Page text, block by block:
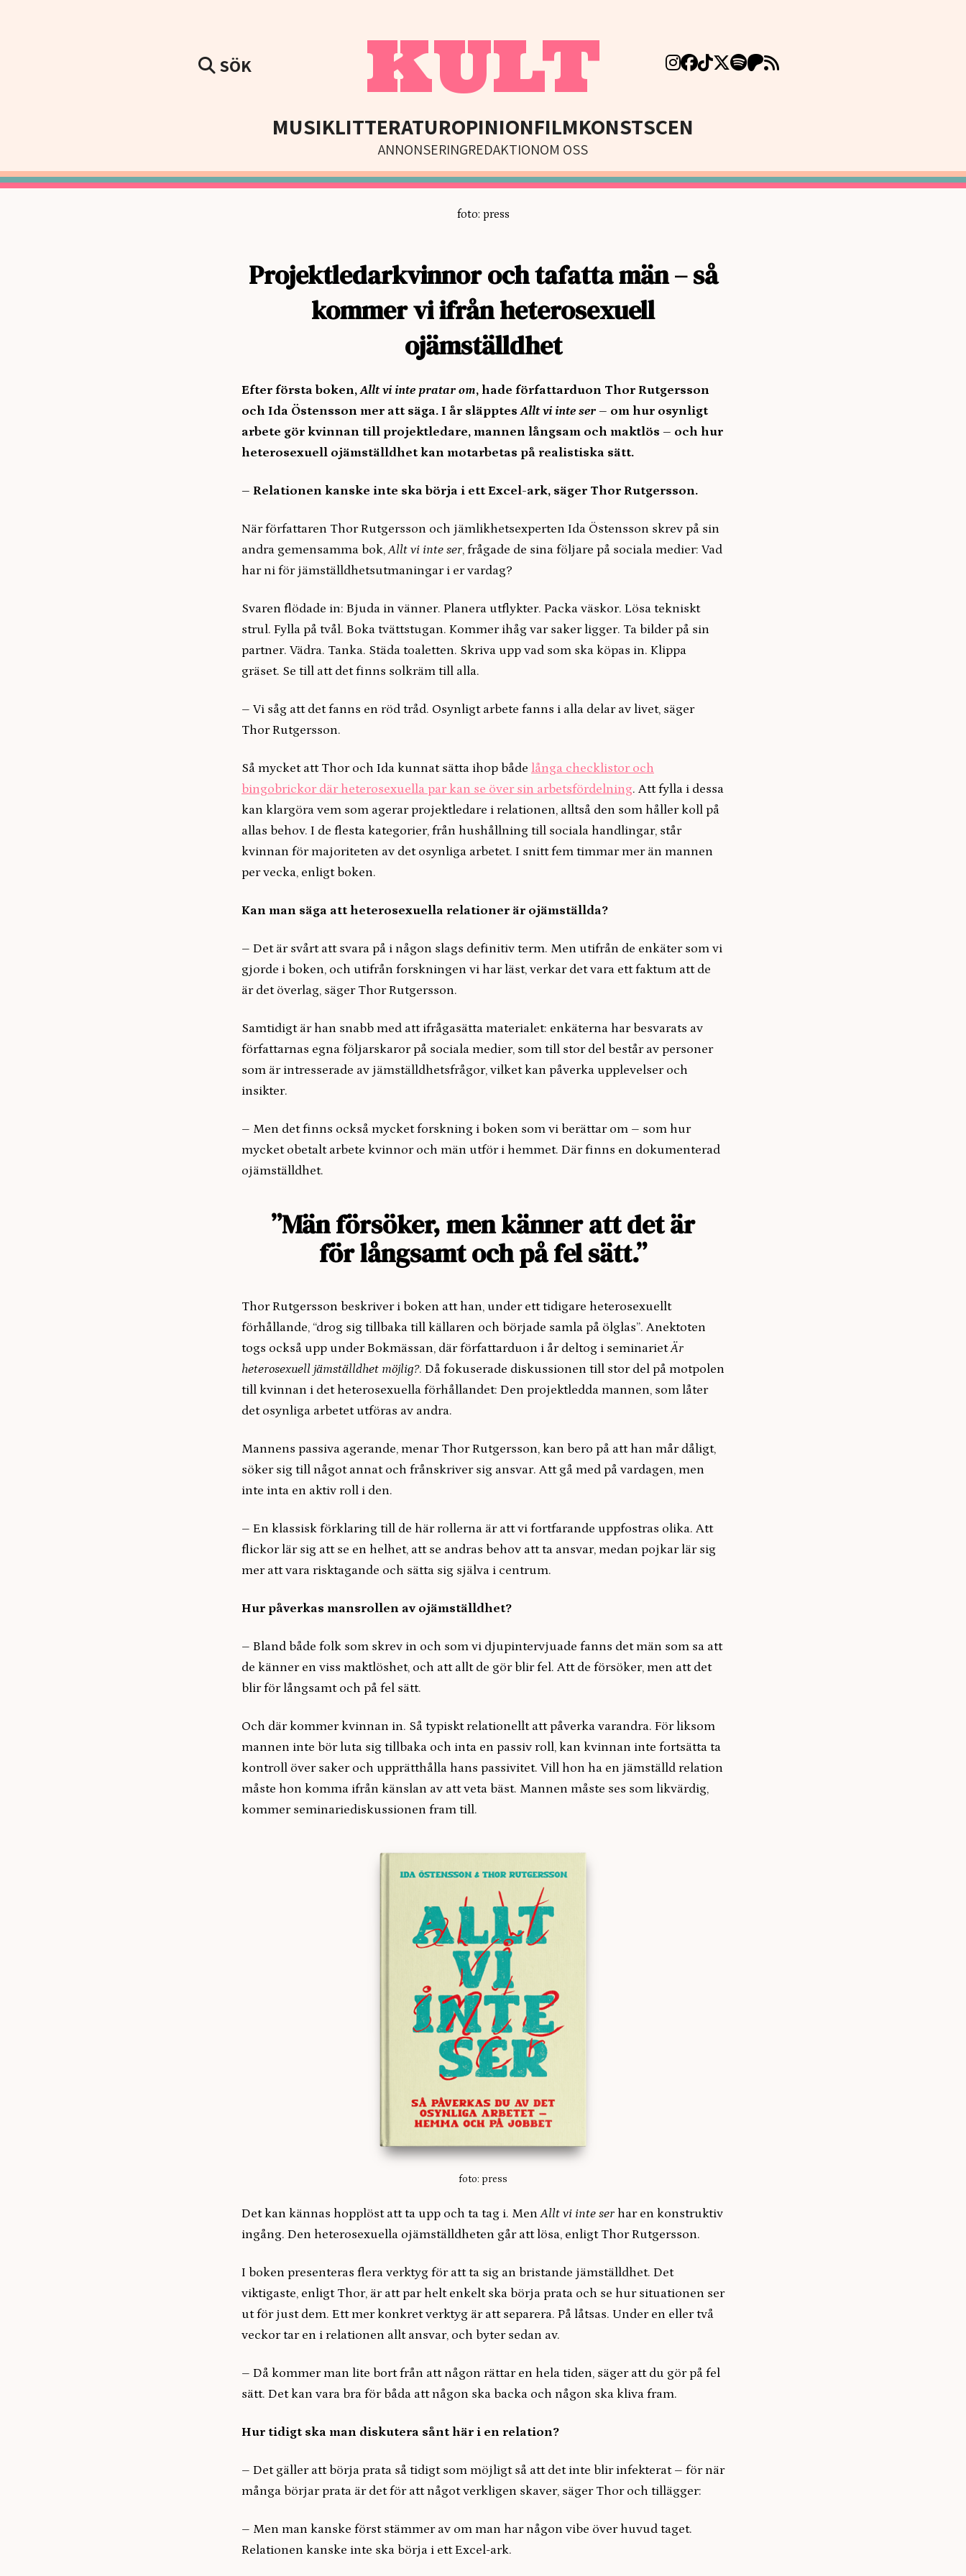
SÖK KULT
MUSIKLITTERATUROPINIONFILMKONSTSCEN
ANNONSERINGREDAKTIONOM OSS
foto: press
Projektledarkvinnor och tafatta män – så
kommer vi ifrån heterosexuell
ojämställdhet
Efter första boken,Allt vi inte pratar om, hade författarduon Thor Rutgersson
och Ida Östensson mer att säga. I år släpptesAllt vi inte ser – om hur osynligt
arbete gör kvinnan till projektledare, mannen långsam och maktlös – och hur
heterosexuell ojämställdhet kan motarbetas på realistiska sätt.
– Relationen kanske inte ska börja i ett Excel-ark, säger Thor Rutgersson.
När författaren Thor Rutgersson och jämlikhetsexperten Ida Östensson skrev på sin
andra gemensamma bok,Allt vi inte ser, frågade de sina följare på sociala medier: Vad
har ni för jämställdhetsutmaningar i er vardag?
Svaren flödade in: Bjuda in vänner. Planera utflykter. Packa väskor. Lösa tekniskt
strul. Fylla på tvål. Boka tvättstugan. Kommer ihåg var saker ligger. Ta bilder på sin
partner. Vädra. Tanka. Städa toaletten. Skriva upp vad som ska köpas in. Klippa
gräset. Se till att det finns solkräm till alla.
– Vi såg att det fanns en röd tråd. Osynligt arbete fanns i alla delar av livet, säger
Thor Rutgersson.
Så mycket att Thor och Ida kunnat sätta ihop både långa checklistor och
bingobrickor där heterosexuella par kan se över sin arbetsfördelning. Att fylla i dessa
kan klargöra vem som agerar projektledare i relationen, alltså den som håller koll på
allas behov. I de flesta kategorier, från hushållning till sociala handlingar, står
kvinnan för majoriteten av det osynliga arbetet. I snitt fem timmar mer än mannen
per vecka, enligt boken.
Kan man säga att heterosexuella relationer är ojämställda?
– Det är svårt att svara på i någon slags definitiv term. Men utifrån de enkäter som vi
gjorde i boken, och utifrån forskningen vi har läst, verkar det vara ett faktum att de
är det överlag, säger Thor Rutgersson.
Samtidigt är han snabb med att ifrågasätta materialet: enkäterna har besvarats av
författarnas egna följarskaror på sociala medier, som till stor del består av personer
som är intresserade av jämställdhetsfrågor, vilket kan påverka upplevelser och
insikter.
– Men det finns också mycket forskning i boken som vi berättar om – som hur
mycket obetalt arbete kvinnor och män utför i hemmet. Där finns en dokumenterad
ojämställdhet.
”Män försöker, men känner att det är
för långsamt och på fel sätt.”
Thor Rutgersson beskriver i boken att han, under ett tidigare heterosexuellt
förhållande, “drog sig tillbaka till källaren och började samla på ölglas”. Anektoten
togs också upp under Bokmässan, där författarduon i år deltog i seminarietÄr
heterosexuell jämställdhet möjlig?. Då fokuserade diskussionen till stor del på motpolen
till kvinnan i det heterosexuella förhållandet: Den projektledda mannen, som låter
det osynliga arbetet utföras av andra.
Mannens passiva agerande, menar Thor Rutgersson, kan bero på att han mår dåligt,
söker sig till något annat och frånskriver sig ansvar. Att gå med på vardagen, men
inte inta en aktiv roll i den.
– En klassisk förklaring till de här rollerna är att vi fortfarande uppfostras olika. Att
flickor lär sig att se en helhet, att se andras behov att ta ansvar, medan pojkar lär sig
mer att vara risktagande och sätta sig själva i centrum.
Hur påverkas mansrollen av ojämställdhet?
– Bland både folk som skrev in och som vi djupintervjuade fanns det män som sa att
de känner en viss maktlöshet, och att allt de gör blir fel. Att de försöker, men att det
blir för långsamt och på fel sätt.
Och där kommer kvinnan in. Så typiskt relationellt att påverka varandra. För liksom
mannen inte bör luta sig tillbaka och inta en passiv roll, kan kvinnan inte fortsätta ta
kontroll över saker och upprätthålla hans passivitet. Vill hon ha en jämställd relation
måste hon komma ifrån känslan av att veta bäst. Mannen måste ses som likvärdig,
kommer seminariediskussionen fram till.
foto: press
Det kan kännas hopplöst att ta upp och ta tag i. MenAllt vi inte ser har en konstruktiv
ingång. Den heterosexuella ojämställdheten går att lösa, enligt Thor Rutgersson.
I boken presenteras flera verktyg för att ta sig an bristande jämställdhet. Det
viktigaste, enligt Thor, är att par helt enkelt ska börja prata och se hur situationen ser
ut för just dem. Ett mer konkret verktyg är att separera. På låtsas. Under en eller två
veckor tar en i relationen allt ansvar, och byter sedan av.
– Då kommer man lite bort från att någon rättar en hela tiden, säger att du gör på fel
sätt. Det kan vara bra för båda att någon ska backa och någon ska kliva fram.
Hur tidigt ska man diskutera sånt här i en relation?
– Det gäller att börja prata så tidigt som möjligt så att det inte blir infekterat – för när
många börjar prata är det för att något verkligen skaver, säger Thor och tillägger:
– Men man kanske först stämmer av om man har någon vibe över huvud taget.
Relationen kanske inte ska börja i ett Excel-ark.